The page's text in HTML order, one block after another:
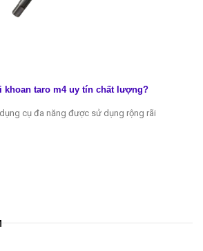
khoan taro m4 uy tín chất lượng?
cụ đa năng được sử dụng rộng rãi